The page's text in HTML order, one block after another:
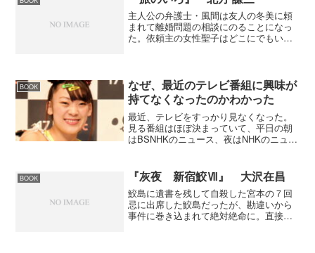
主人公の弁護士・風間は友人の冬美に頼
まれて離婚問題の相談にのることになっ
た。依頼主の女性聖子はどこにでもいる
を使う。そして、儲けるつ...
BOOK
なぜ、最近のテレビ番組に興味が
持てなくなったのかわかった
最近、テレビをすっかり見なくなった。
見る番組はほぼ決まっていて、平日の朝
はBSNHKのニュース、夜はNHKのニュー
もバラエティもほんと見なくなった。ド
ラマは見た...
BOOK 『灰夜 新宿鮫Ⅶ』 大沢在昌
鮫島に遺書を残して自殺した宮本の７回
忌に出席した鮫島だったが、勘違いから
事件に巻き込まれて絶対絶命に。直接、